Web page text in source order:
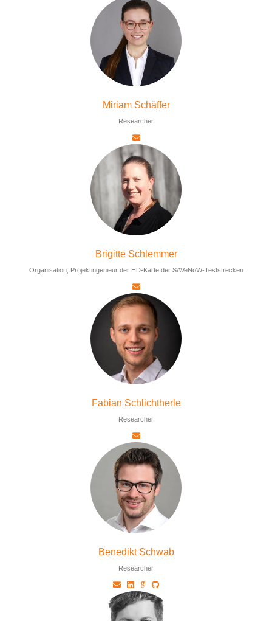
Miriam Schäffer
Researcher
Brigitte Schlemmer
Organisation, Projektingenieur der HD-Karte der SAVeNoW-Teststrecken
Fabian Schlichtherle
Researcher
Benedikt Schwab
Researcher